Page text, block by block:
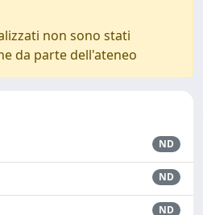
non sono stati
da parte dell'ateneo
ND
ND
ND